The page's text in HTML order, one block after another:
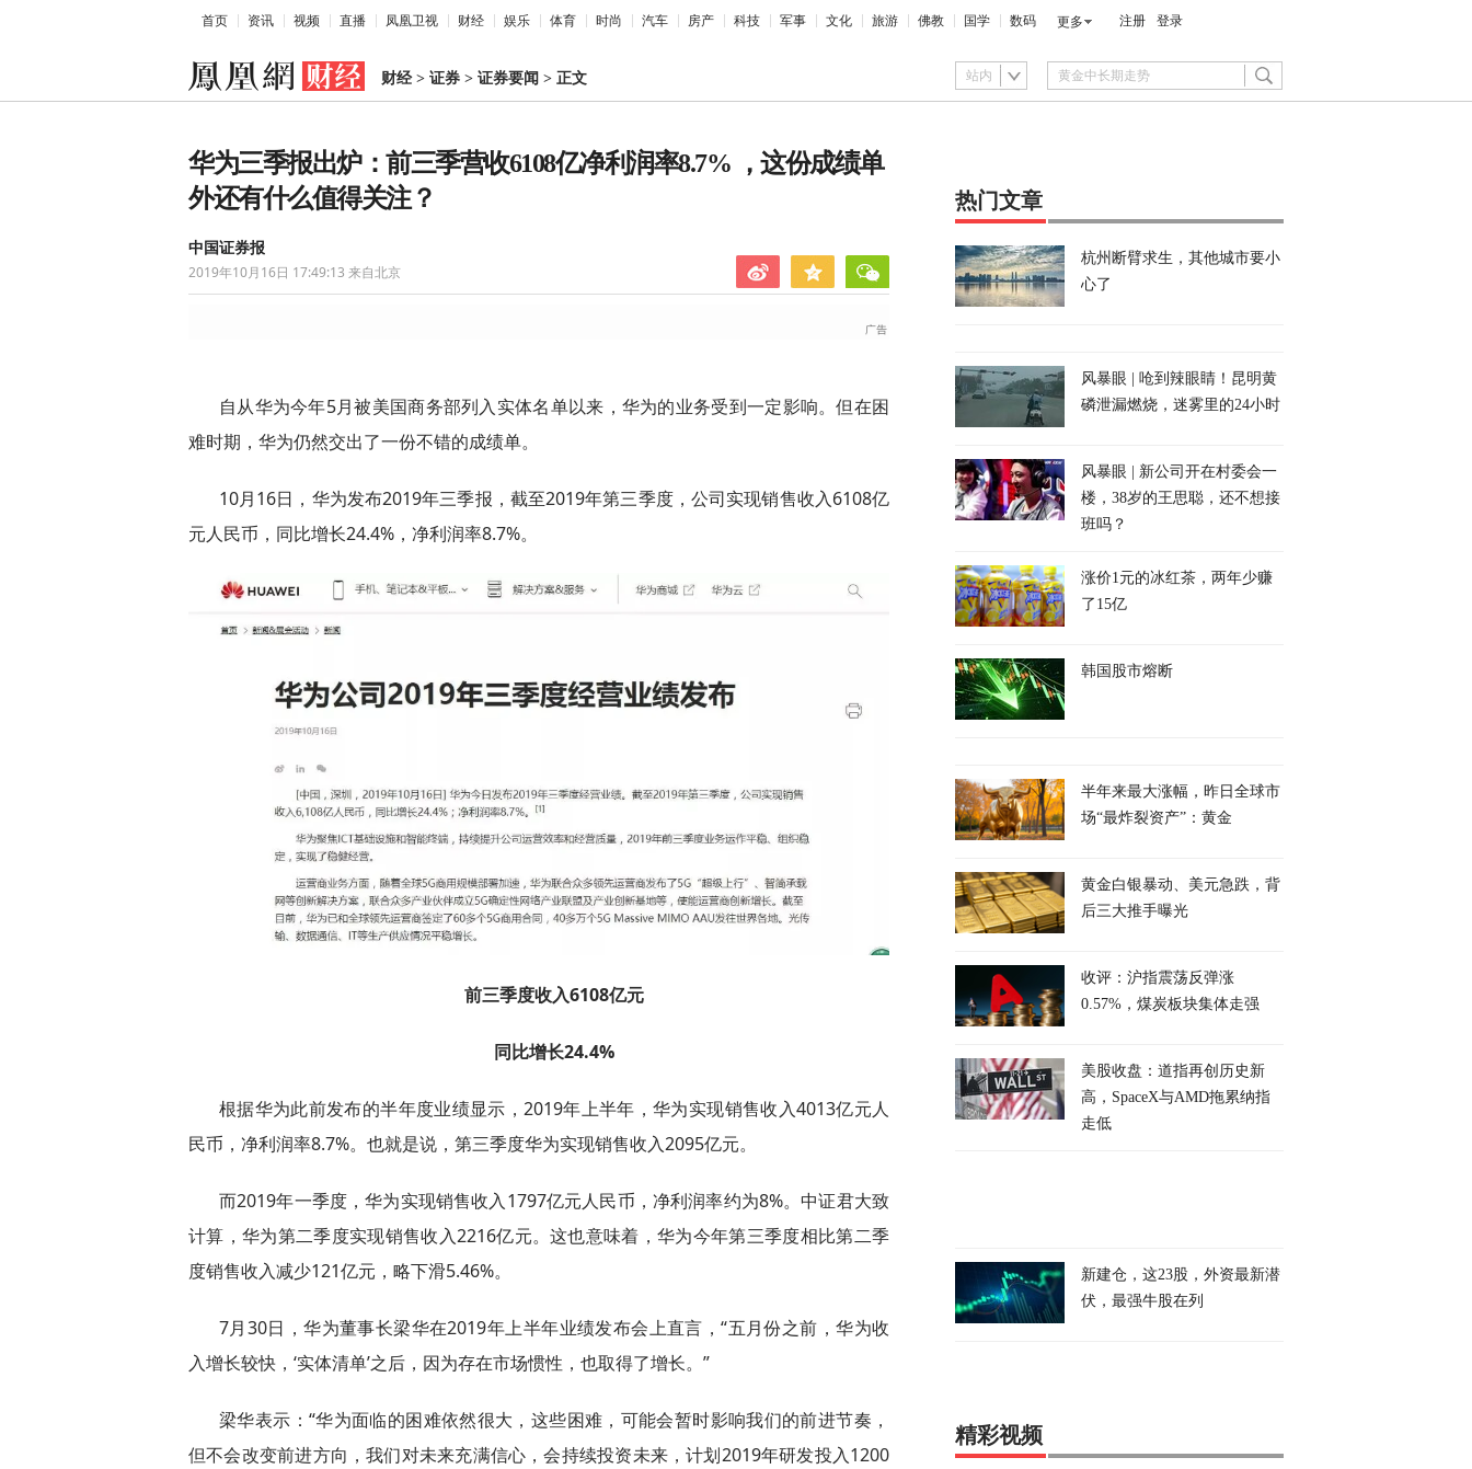
首页 资讯 视频 直播 凤凰卫视 财经 娱乐 体育 时尚 汽车 房产 科技 军事 文化 旅游 佛教 国学 数码 更多 注册 登录
财经> 证券 > 证券要闻 > 正文 站内
华为三季报出炉：前三季营收6108亿净利润率8.7% ，这份成绩单
外还有什么值得关注？
中国证券报
2019年10月16日 17:49:13 来自北京
自从华为今年5月被美国商务部列入实体名单以来，华为的业务受到一定影响。但在困
难时期，华为仍然交出了一份不错的成绩单。
10月16日，华为发布2019年三季报，截至2019年第三季度，公司实现销售收入6108亿
元人民币，同比增长24.4%，净利润率8.7%。
前三季度收入6108亿元
同比增长24.4%
根据华为此前发布的半年度业绩显示，2019年上半年，华为实现销售收入4013亿元人
民币，净利润率8.7%。也就是说，第三季度华为实现销售收入2095亿元。
而2019年一季度，华为实现销售收入1797亿元人民币，净利润率约为8%。中证君大致
计算，华为第二季度实现销售收入2216亿元。这也意味着，华为今年第三季度相比第二季
度销售收入减少121亿元，略下滑5.46%。
7月30日，华为董事长梁华在2019年上半年业绩发布会上直言，“五月份之前，华为收
入增长较快，‘实体清单’之后，因为存在市场惯性，也取得了增长。”
梁华表示：“华为面临的困难依然很大，这些困难，可能会暂时影响我们的前进节奏，
但不会改变前进方向，我们对未来充满信心，会持续投资未来，计划2019年研发投入1200
热门文章
杭州断臂求生，其他城市要小
心了
风暴眼 | 呛到辣眼睛！昆明黄
磷泄漏燃烧，迷雾里的24小时
风暴眼 | 新公司开在村委会一
楼，38岁的王思聪，还不想接
班吗？
涨价1元的冰红茶，两年少赚
了15亿
韩国股市熔断
半年来最大涨幅，昨日全球市
场“最炸裂资产”：黄金
黄金白银暴动、美元急跌，背
后三大推手曝光
收评：沪指震荡反弹涨
0.57%，煤炭板块集体走强
美股收盘：道指再创历史新
高，SpaceX与AMD拖累纳指
走低
新建仓，这23股，外资最新潜
伏，最强牛股在列
精彩视频